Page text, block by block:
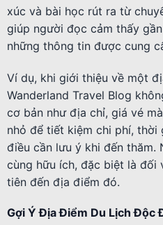
xúc và bài học rút ra từ
giúp người đọc cảm thấy
những thông tin được cung
Ví dụ, khi giới thiệu về một
Wanderland Travel Blog
cơ bản như địa chỉ, giá vé
nhỏ để tiết kiệm chi phí, thời
điều cần lưu ý khi đến thăm.
cùng hữu ích, đặc biệt là đối
tiên đến địa điểm đó.
Gợi Ý Địa Điểm Du Lịch Độc